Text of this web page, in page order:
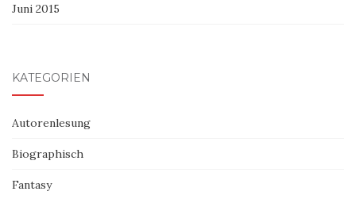
Juni 2015
KATEGORIEN
Autorenlesung
Biographisch
Fantasy